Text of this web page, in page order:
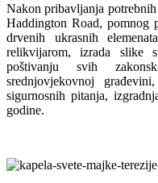
Nakon pribavljanja
Haddington Road, pomnog
drvenih ukrasnih
relikvijarom, izrada slike
poštivanju svih
srednjovjekovnoj
sigurnosnih pitanja,
godine.